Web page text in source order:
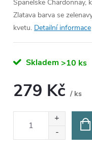
Spanelske Chardonnay,
Zlatava barva se
kvetu. Detailní informace
Skladem >10 ks
279 Kč / ks